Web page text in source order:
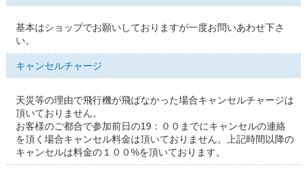
基本はショップでお願いしておりますが一度お問いあわせ下さ
い。
キャンセルチャージ
天災等の理由で飛行機が飛ばなかった場合キャンセルチャージは
頂いておりません。
お客様のご都合で参加前日の19：００までにキャンセルの連絡
を頂く場合キャンセル料金は頂いておりません。上記時間以降の
キャンセルは料金の１００%を頂いております。